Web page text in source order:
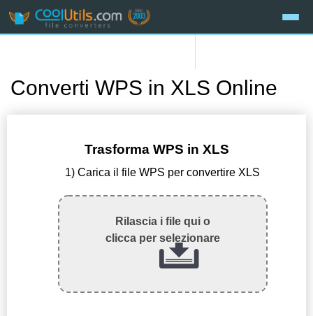
Converti WPS in XLS Online
Trasforma WPS in XLS
1) Carica il file WPS per convertire XLS
Rilascia i file qui o
clicca per selezionare